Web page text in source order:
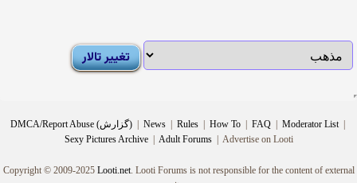
DMCA/Report Abuse (گزارش) | News | Rules | How To | FAQ | Moderator List |
Sexy Pictures Archive | Adult Forums |Advertise on Looti
Copyright © 2009-2025 Looti.net. Looti Forums is not responsible for the content of external